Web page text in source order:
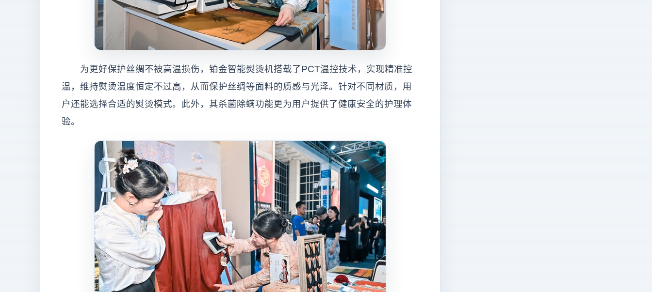
为更好保护丝绸不被高温损伤，铂金智能熨烫机搭载了PCT温控技术，实现精准控
温，维持熨烫温度恒定不过高，从而保护丝绸等面料的质感与光泽。针对不同材质，用
户还能选择合适的熨烫模式。此外，其杀菌除螨功能更为用户提供了健康安全的护理体
验。